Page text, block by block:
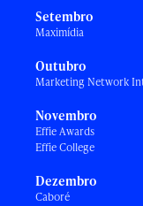
Setembro
Maximídia
Outubro
Marketing Network
Novembro
Effie Awards
Effie College
Dezembro
Caboré